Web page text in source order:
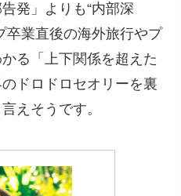
発」よりも“内部深
卒業直後の海外旅行やプ
る「上下関係を超えた
ドロドロセオリーを裏
えそうです。